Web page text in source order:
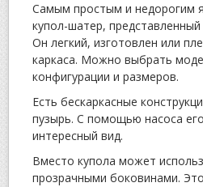
Самым простым и недорогим
купол-шатер, представленный
Он легкий, изготовлен или
каркаса. Можно выбрать
конфигурации и размеров.
Есть бескаркасные
пузырь. С помощью насоса
интересный вид.
Вместо купола может
прозрачными боковинами.